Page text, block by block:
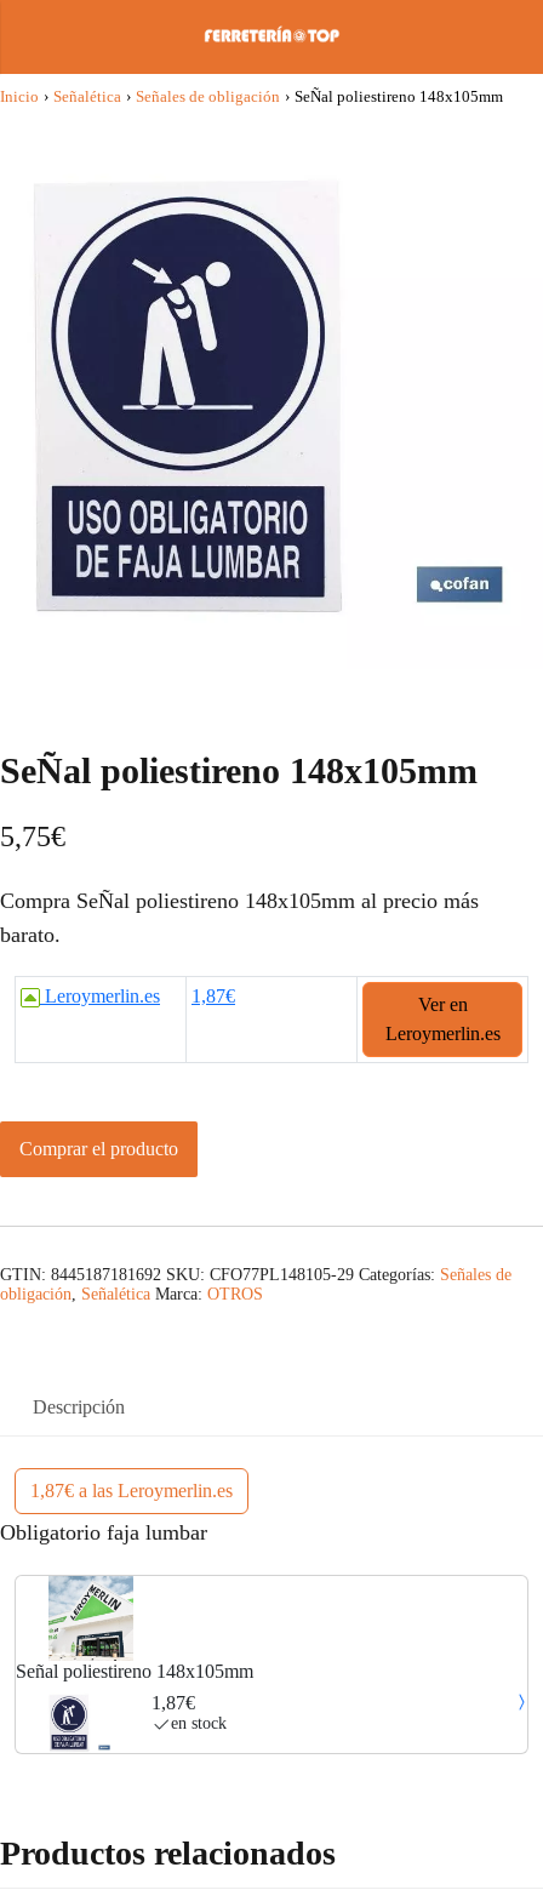
Inicio › Señalética › Señales de obligación › SeÑal poliestireno 148x105mm
SeÑal poliestireno 148x105mm
5,75€
Compra SeÑal poliestireno 148x105mm al precio más
barato.
Leroymerlin.es 1,87€
Ver en
Leroymerlin.es
Comprar el producto
GTIN: 8445187181692 SKU: CFO77PL148105-29 Categorías: Señales de
obligación, Señalética Marca: OTROS
Descripción
1,87€ a las Leroymerlin.es
Obligatorio faja lumbar
Señal poliestireno 148x105mm
1,87€
en stock
Productos relacionados